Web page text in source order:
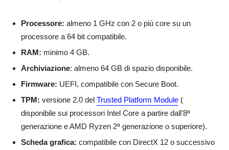
Processore: almeno 1 GHz con 2 o più core su un
processore a 64 bit compatibile.
RAM: minimo 4 GB.
Archiviazione: almeno 64 GB di spazio disponibile.
Firmware: UEFI, compatibile con Secure Boot.
TPM: versione 2.0 del Trusted Platform Module (
disponibile sui processori Intel Core a partire dall’8ª
generazione e AMD Ryzen 2ª generazione o superiore).
Scheda grafica: compatibile con DirectX 12 o successivo